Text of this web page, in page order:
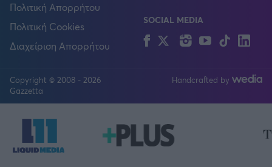
Πολιτική Απορρήτου
Πολιτική Cookies
Διαχείριση Απορρήτου
SOCIAL MEDIA
FacebookTwitterInstagram
YouTubeTikTok
Copyright © 2008 - 2026
Gazzetta
Handcrafted by